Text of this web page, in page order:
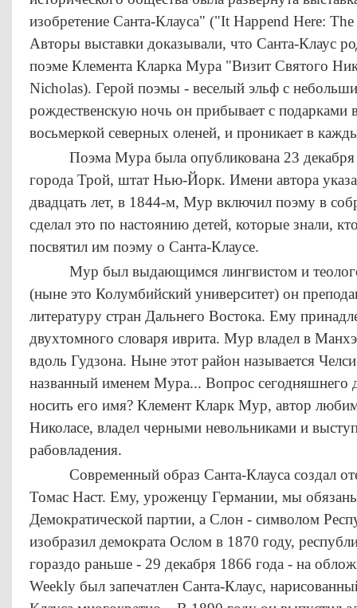
изобретение Санта-Клауса" ("It Happend Here:
Авторы выставки доказывали, что Санта-Клаус
поэме Клемента Кларка Мура "Визит Святого
Nicholas). Герой поэмы - веселый эльф с
рождественскую ночь он прибывает с подарками
восьмеркой северных оленей, и проникает в
Поэма Мура была опубликована 23 декабря
города Трой, штат Нью-Йорк. Имени автора
двадцать лет, в 1844-м, Мур включил поэму в
сделал это по настоянию детей, которые знали,
посвятил им поэму о Санта-Клаусе.
Мур был выдающимся лингвистом и
(ныне это Колумбийский университет) он
литературу стран Дальнего Востока. Ему
двухтомного словаря иврита. Мур владел в
вдоль Гудзона. Ныне этот район называется
названный именем Мура... Вопрос сегодняшнего
носить его имя? Клемент Кларк Мур, автор
Николасе, владел черными невольниками и
рабовладения.
Современный образ Санта-Клауса создал
Томас Наст. Ему, уроженцу Германии, мы
Демократической партии, а Слон - символом
изобразил демократа Ослом в 1870 году,
гораздо раньше - 29 декабря 1866 года - на
Weekly был запечатлен Санта-Клаус,